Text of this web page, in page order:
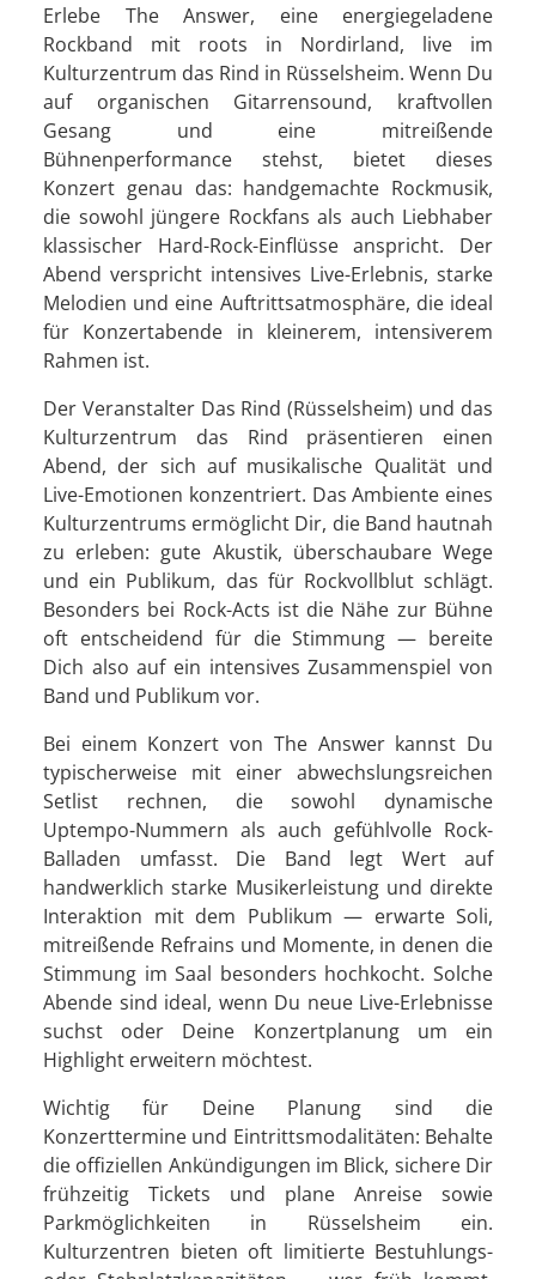
Erlebe The Answer, eine energiegeladene
Rockband mit roots in Nordirland, live im
Kulturzentrum das Rind in Rüsselsheim. Wenn Du
auf organischen Gitarrensound, kraftvollen
Gesang und eine mitreißende
Bühnenperformance stehst, bietet dieses
Konzert genau das: handgemachte Rockmusik,
die sowohl jüngere Rockfans als auch Liebhaber
klassischer Hard-Rock-Einflüsse anspricht. Der
Abend verspricht intensives Live-Erlebnis, starke
Melodien und eine Auftrittsatmosphäre, die ideal
für Konzertabende in kleinerem, intensiverem
Rahmen ist.
Der Veranstalter Das Rind (Rüsselsheim) und das
Kulturzentrum das Rind präsentieren einen
Abend, der sich auf musikalische Qualität und
Live-Emotionen konzentriert. Das Ambiente eines
Kulturzentrums ermöglicht Dir, die Band hautnah
zu erleben: gute Akustik, überschaubare Wege
und ein Publikum, das für Rockvollblut schlägt.
Besonders bei Rock-Acts ist die Nähe zur Bühne
oft entscheidend für die Stimmung — bereite
Dich also auf ein intensives Zusammenspiel von
Band und Publikum vor.
Bei einem Konzert von The Answer kannst Du
typischerweise mit einer abwechslungsreichen
Setlist rechnen, die sowohl dynamische
Uptempo-Nummern als auch gefühlvolle Rock-
Balladen umfasst. Die Band legt Wert auf
handwerklich starke Musikerleistung und direkte
Interaktion mit dem Publikum — erwarte Soli,
mitreißende Refrains und Momente, in denen die
Stimmung im Saal besonders hochkocht. Solche
Abende sind ideal, wenn Du neue Live-Erlebnisse
suchst oder Deine Konzertplanung um ein
Highlight erweitern möchtest.
Wichtig für Deine Planung sind die
Konzerttermine und Eintrittsmodalitäten: Behalte
die offiziellen Ankündigungen im Blick, sichere Dir
frühzeitig Tickets und plane Anreise sowie
Parkmöglichkeiten in Rüsselsheim ein.
Kulturzentren bieten oft limitierte Bestuhlungs-